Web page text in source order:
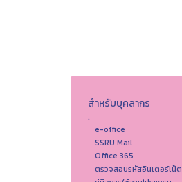
สำหรับบุคลากร
.
e-office
SSRU Mail
Office 365
ตรวจสอบรหัสอินเตอร์เน็ต